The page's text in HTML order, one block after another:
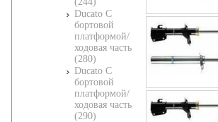
Ducato C
бортовой
платформой/
ходовая часть
(280)
Ducato C
бортовой
платформой/
ходовая часть
(290)